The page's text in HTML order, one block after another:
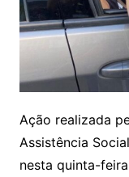
Ação realizada
Assistência
nesta quinta-